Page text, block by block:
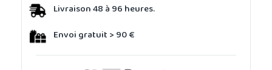
Livraison 48 à 96 heures.
Envoi gratuit > 90 €